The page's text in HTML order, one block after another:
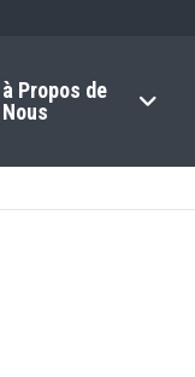
à Propos de
Nous